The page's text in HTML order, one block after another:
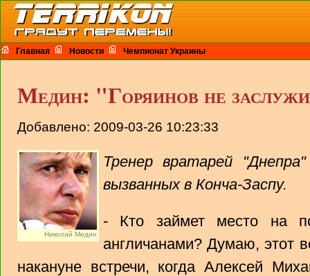
Главная Новости Чемпионат Украины
Медин: "Горяинов не
Добавлено: 2009-03-26 10:23:33
Николай Медин
Тренер вратарей "Днепра"
вызванных в Конча-Заспу.
- Кто займет место на
англичанами? Думаю, этот
накануне встречи, когда Алексей